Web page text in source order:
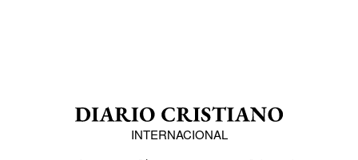
INTERNACIONAL